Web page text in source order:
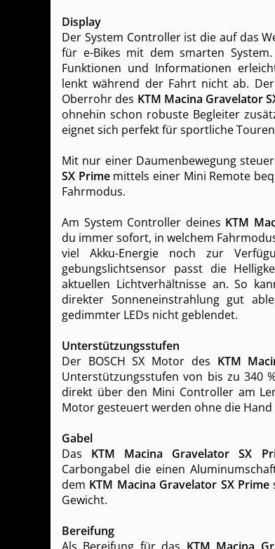
Display
Der System Controller ist die auf das
für e-Bikes mit dem smarten
Funktionen und Informationen
lenkt während der Fahrt nicht ab.
Oberrohr des KTM Macina Gravelator
ohnehin schon robuste Begleiter
eignet sich perfekt für sportliche
Mit nur einer Daumenbewegung
SX Primemittels einer Mini Remote
Fahrmodus.
Am System Controller deines KTM
du immer sofort, in welchem
viel Akku-Energie noch zur
gebungslichtsensor passt die
aktuellen Lichtverhältnisse an. So
direkter Sonnen­einstrahlung gut
gedimmter LEDs nicht geblendet.
Unterstützungsstufen
Der BOSCH SX Motor des KTM
Unterstützungsstufen von bis zu 340
direkt über den Mini Controller am
Motor gesteuert werden ohne die
Gabel
Das KTM Macina Gravelator SX
Carbongabel die einen
dem KTM Macina Gravelator SX Prime
Gewicht.
Bereifung